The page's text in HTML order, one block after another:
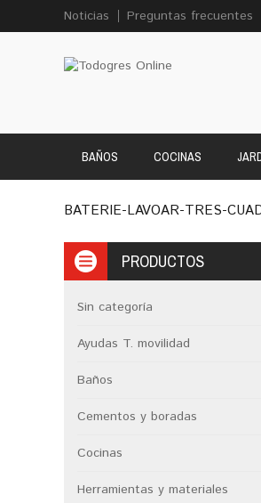
Noticias Preguntas frecuentes
BAÑOS COCINAS
BATERIE-LAVOAR-TRES-
PRODUCTOS
Sin categoría
Ayudas T. movilidad
Baños
Cementos y boradas
Cocinas
Herramientas y materiales